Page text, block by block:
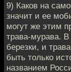
9) Каков на
значит и ее
могут же этим
трава-мурава.
березки, и
быть только
названием